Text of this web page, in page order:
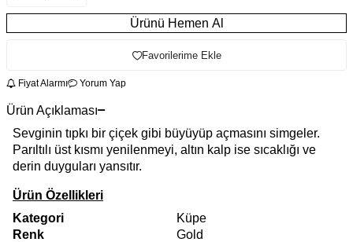
Ürünü Hemen Al
Favorilerime Ekle
Fiyat Alarmı Yorum Yap
Ürün Açıklaması
Sevginin tıpkı bir çiçek gibi büyüyüp açmasını simgeler.
Parıltılı üst kısmı yenilenmeyi, altın kalp ise sıcaklığı ve
derin duyguları yansıtır.
Ürün Özellikleri
Kategori
Küpe
Renk
Gold